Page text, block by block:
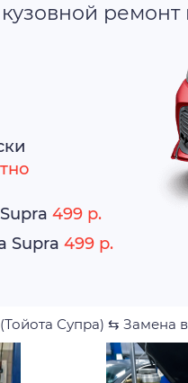
ремонт
499 р.
Supra 499 р.
Супра) ⇆ Замена